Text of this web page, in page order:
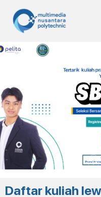
content
Daftar kuliah